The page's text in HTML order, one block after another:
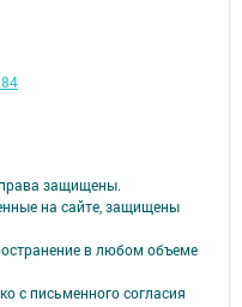
защищены.
на сайте, защищены
в любом объеме
с письменного согласия